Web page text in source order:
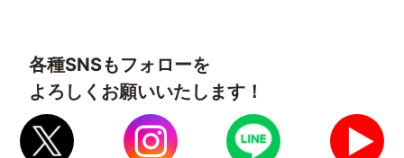
各種SNSもフォローを
よろしくお願いいたします！